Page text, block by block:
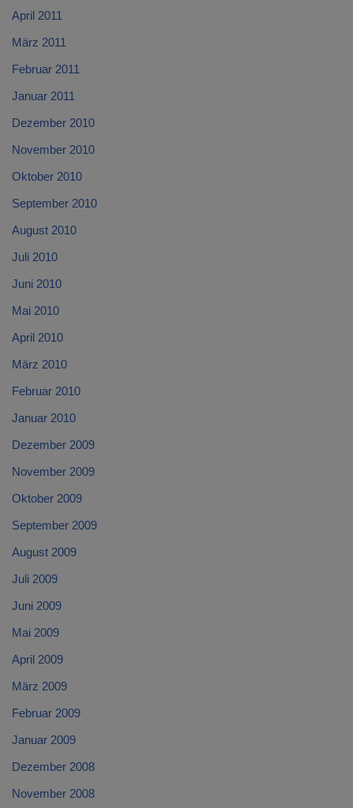
April 2011
März 2011
Februar 2011
Januar 2011
Dezember 2010
November 2010
Oktober 2010
September 2010
August 2010
Juli 2010
Juni 2010
Mai 2010
April 2010
März 2010
Februar 2010
Januar 2010
Dezember 2009
November 2009
Oktober 2009
September 2009
August 2009
Juli 2009
Juni 2009
Mai 2009
April 2009
März 2009
Februar 2009
Januar 2009
Dezember 2008
November 2008